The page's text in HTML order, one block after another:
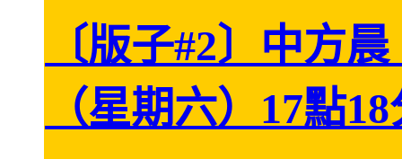
〔版子#2〕中方
（星期六）17點